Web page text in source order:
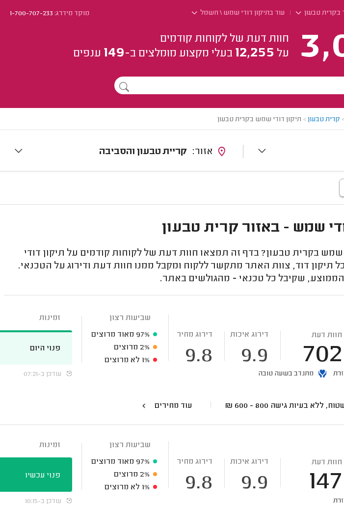
בקרית טבעון עוד בתיקון דודי שמש \ חשמל מוקד מידרג:1-700-707-233
חוות דעת של לקוחות קודמים
על 12,255 בעלי מקצוע מומלצים ב-149 ענפים
קרית טבעון> תיקון דודי שמש בקרית טבעון
קריית טבעון והסביבה
שמש - באזור קרית טבעון
בקרית טבעון? בדף זה תמצאו חוות דעת של לקוחות קודמים על תיקון דודי
תיקון דוד, צוות האתר מתקשר ללקוח ומקבל ממנו חוות דעת ודירוג על הטכנאי.
שקיבל כל טכנאי - מהגולשים באתר.
חוות דעת
702
דירוג איכות
9.9
דירוג מחיר
9.8
מתנדב בשעה טובה
שביעות רצון
97% מאוד מרוצים
2% מרוצים
1% לא מרוצים
זמינות
פנוי היום
עודכן ב-07:21
ללא בעיות גישה 800 - 600
₪ עוד מחירים
חוות דעת
147
דירוג איכות
9.9
דירוג מחיר
9.8
שביעות רצון
97% מאוד מרוצים
2% מרוצים
1% לא מרוצים
זמינות
פנוי עכשיו
עודכן ב-10:15